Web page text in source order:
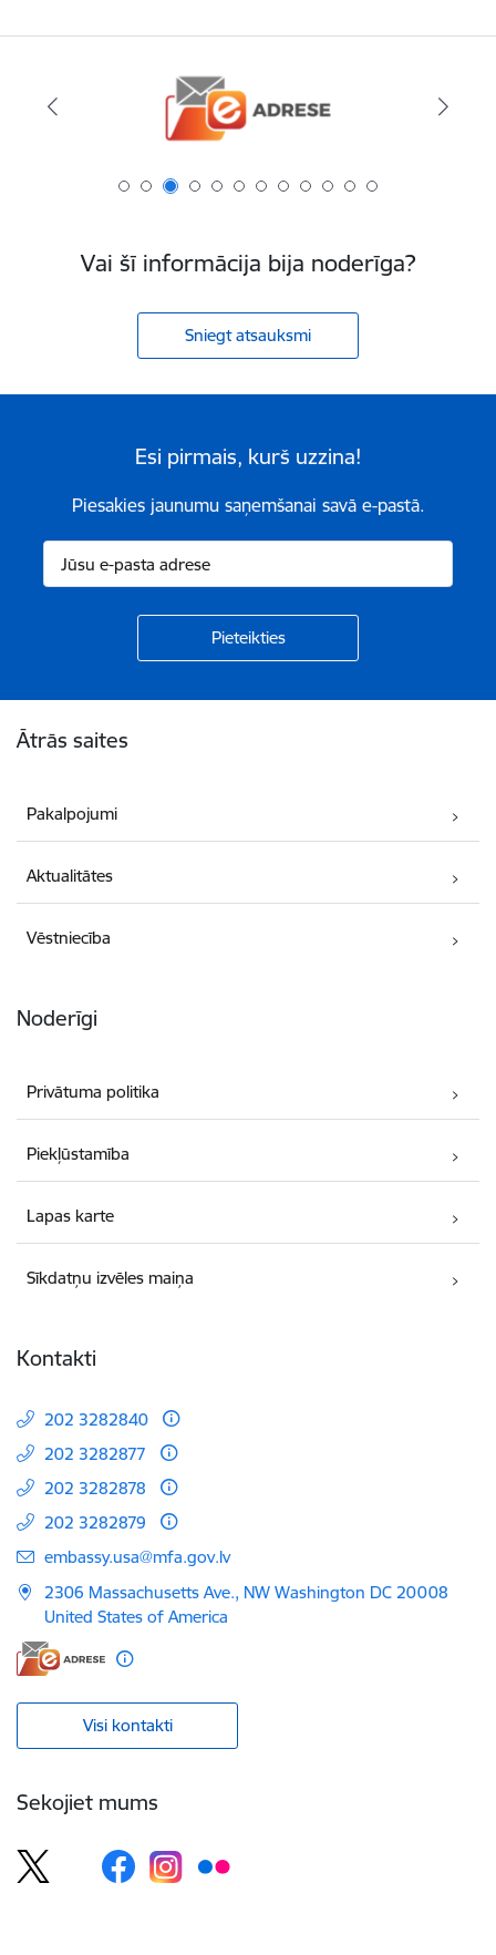
Vai šī informācija bija noderīga?
Sniegt atsauksmi
Esi pirmais, kurš uzzina!
Piesakies jaunumu saņemšanai savā e-pastā.
Ātrās saites
Pakalpojumi
Aktualitātes
Vēstniecība
Noderīgi
Privātuma politika
Piekļūstamība
Lapas karte
Sīkdatņu izvēles maiņa
Kontakti
202 3282840
202 3282877
202 3282878
202 3282879
E-pasts:
embassy.usa@mfa.gov.lv
2306 Massachusetts Ave., NW Washington DC 20008
United States of America
Visi kontakti
Sekojiet mums